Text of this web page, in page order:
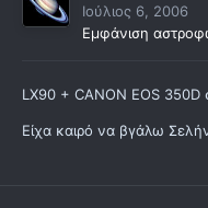
Ιούλιος 6, 2006
Εμφάνιση
LX90 + CANON EOS
Είχα καιρό να βγάλω